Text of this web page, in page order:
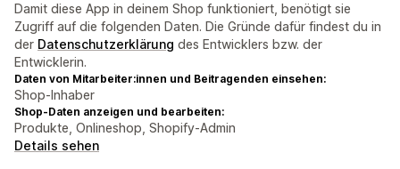
Damit diese App in deinem Shop funktioniert, benötigt sie
Zugriff auf die folgenden Daten. Die Gründe dafür findest du in
der Datenschutzerklärung des Entwicklers bzw. der
Entwicklerin.
Daten von Mitarbeiter:innen und Beitragenden einsehen:
Shop-Inhaber
Shop-Daten anzeigen und bearbeiten:
Produkte, Onlineshop, Shopify-Admin
Details sehen